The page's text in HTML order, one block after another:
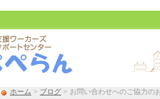
ホーム > ブログ > お問い合わせへのご協力の